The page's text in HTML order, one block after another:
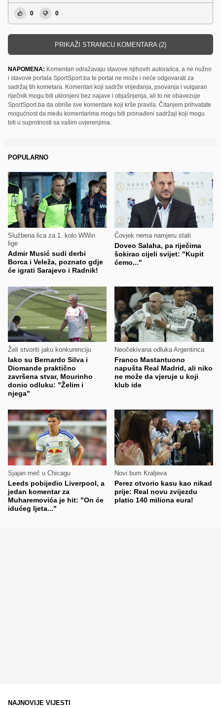
0 0
PRIKAŽI STRANICU KOMENTARA (2)
NAPOMENA: Komentari odražavaju stavove njihovih autora/ica, a ne nužno
i stavove portala SportSport.ba te portal ne može i neće odgovarati za
sadržaj tih kometara. Komentari koji sadrže vrijeđanja, psovanja i vulgaran
riječnik mogu biti uklonjeni bez najave i objašnjenja, ali to ne obavezuje
SportSport.ba da obriše sve komentare koji krše pravila. Čitanjem prihvatate
mogućnost da među komentarima mogu biti pronađeni sadržaji koji mogu
biti u suprotnosti sa vašim uvjerenjima.
POPULARNO
Službena lica za 1. kolo WWin
lige
Admir Musić sudi derbi
Borca i Veleža, poznato gdje
će igrati Sarajevo i Radnik!
Čovjek nema namjeru stati
Doveo Salaha, pa riječima
šokirao cijeli svijet: "Kupit
ćemo..."
Želi stvoriti jaku konkurenciju
Iako su Bernardo Silva i
Diomande praktično
završena stvar, Mourinho
donio odluku: "Želim i
njega"
Neočekivana odluka Argentinca
Franco Mastantuono
napušta Real Madrid, ali niko
ne može da vjeruje u koji
klub ide
Sjajan meč u Chicagu
Leeds pobijedio Liverpool, a
jedan komentar za
Muharemovića je hit: "On će
idućeg ljeta..."
Novi bum Kraljeva
Perez otvorio kasu kao nikad
prije: Real novu zvijezdu
platio 140 miliona eura!
NAJNOVIJE VIJESTI